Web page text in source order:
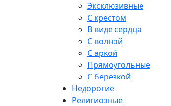
Эксклюзивные
С крестом
В виде сердца
С волной
С аркой
Прямоугольные
С березкой
Недорогие
Религиозные